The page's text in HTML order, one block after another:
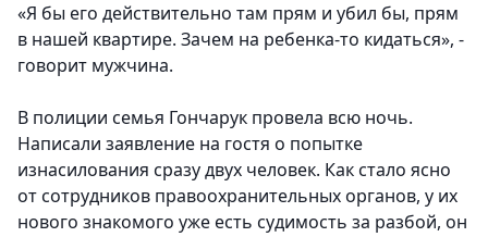
«Я бы его действительно там прям и убил бы, прям
в нашей квартире. Зачем на ребенка-то кидаться», -
говорит мужчина.
В полиции семья Гончарук провела всю ночь.
Написали заявление на гостя о попытке
изнасилования сразу двух человек. Как стало ясно
от сотрудников правоохранительных органов, у их
нового знакомого уже есть судимость за разбой, он